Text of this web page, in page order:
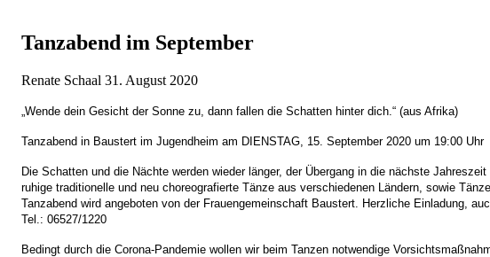
Tanzabend im September
Renate Schaal 31. August 2020
„Wende dein Gesicht der Sonne zu, dann fallen die Schatten hinter dich.“ (aus Afrika)
Tanzabend in Baustert im Jugendheim am DIENSTAG, 15. September 2020 um 19:00 Uhr
Die Schatten und die Nächte werden wieder länger, der Übergang in die nächste
ruhige traditionelle und neu choreografierte Tänze aus verschiedenen Ländern, sowie
Tanzabend wird angeboten von der Frauengemeinschaft Baustert. Herzliche Einladung,
Tel.: 06527/1220
Bedingt durch die Corona-Pandemie wollen wir beim Tanzen notwendige